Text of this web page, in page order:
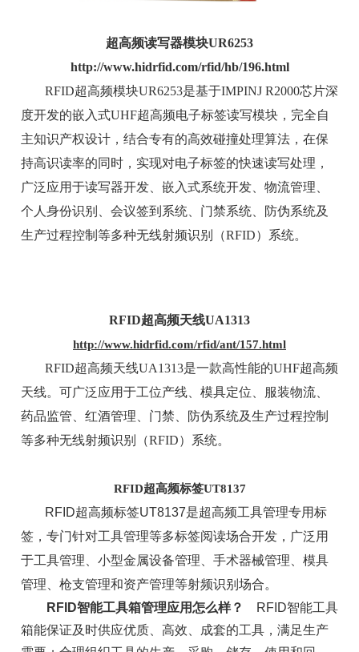
超高频读写器模块UR6253
http://www.hidrfid.com/rfid/hb/196.html
RFID超高频模块UR6253是基于IMPINJ R2000芯片深
度开发的嵌入式UHF超高频电子标签读写模块，完全自
主知识产权设计，结合专有的高效碰撞处理算法，在保
持高识读率的同时，实现对电子标签的快速读写处理，
广泛应用于读写器开发、嵌入式系统开发、物流管理、
个人身份识别、会议签到系统、门禁系统、防伪系统及
生产过程控制等多种无线射频识别（RFID）系统。
RFID超高频天线UA1313
http://www.hidrfid.com/rfid/ant/157.html
RFID超高频天线UA1313是一款高性能的UHF超高频
天线。可广泛应用于工位产线、模具定位、服装物流、
药品监管、红酒管理、门禁、防伪系统及生产过程控制
等多种无线射频识别（RFID）系统。
RFID超高频标签UT8137
RFID超高频标签UT8137是超高频工具管理专用标
签，专门针对工具管理等多标签阅读场合开发，广泛用
于工具管理、小型金属设备管理、手术器械管理、模具
管理、枪支管理和资产管理等射频识别场合。
RFID智能工具箱管理应用怎么样？
RFID智能工具
箱能保证及时供应优质、高效、成套的工具，满足生产